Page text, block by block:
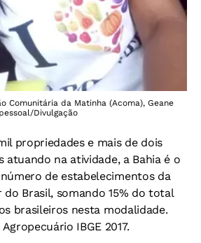
Comunitária da Matinha (Acoma), Geane
Divulgação
propriedades e mais de dois
atuando na atividade, a Bahia é o
de estabelecimentos da
Brasil, somando 15% do total
brasileiros nesta modalidade.
IBGE 2017.